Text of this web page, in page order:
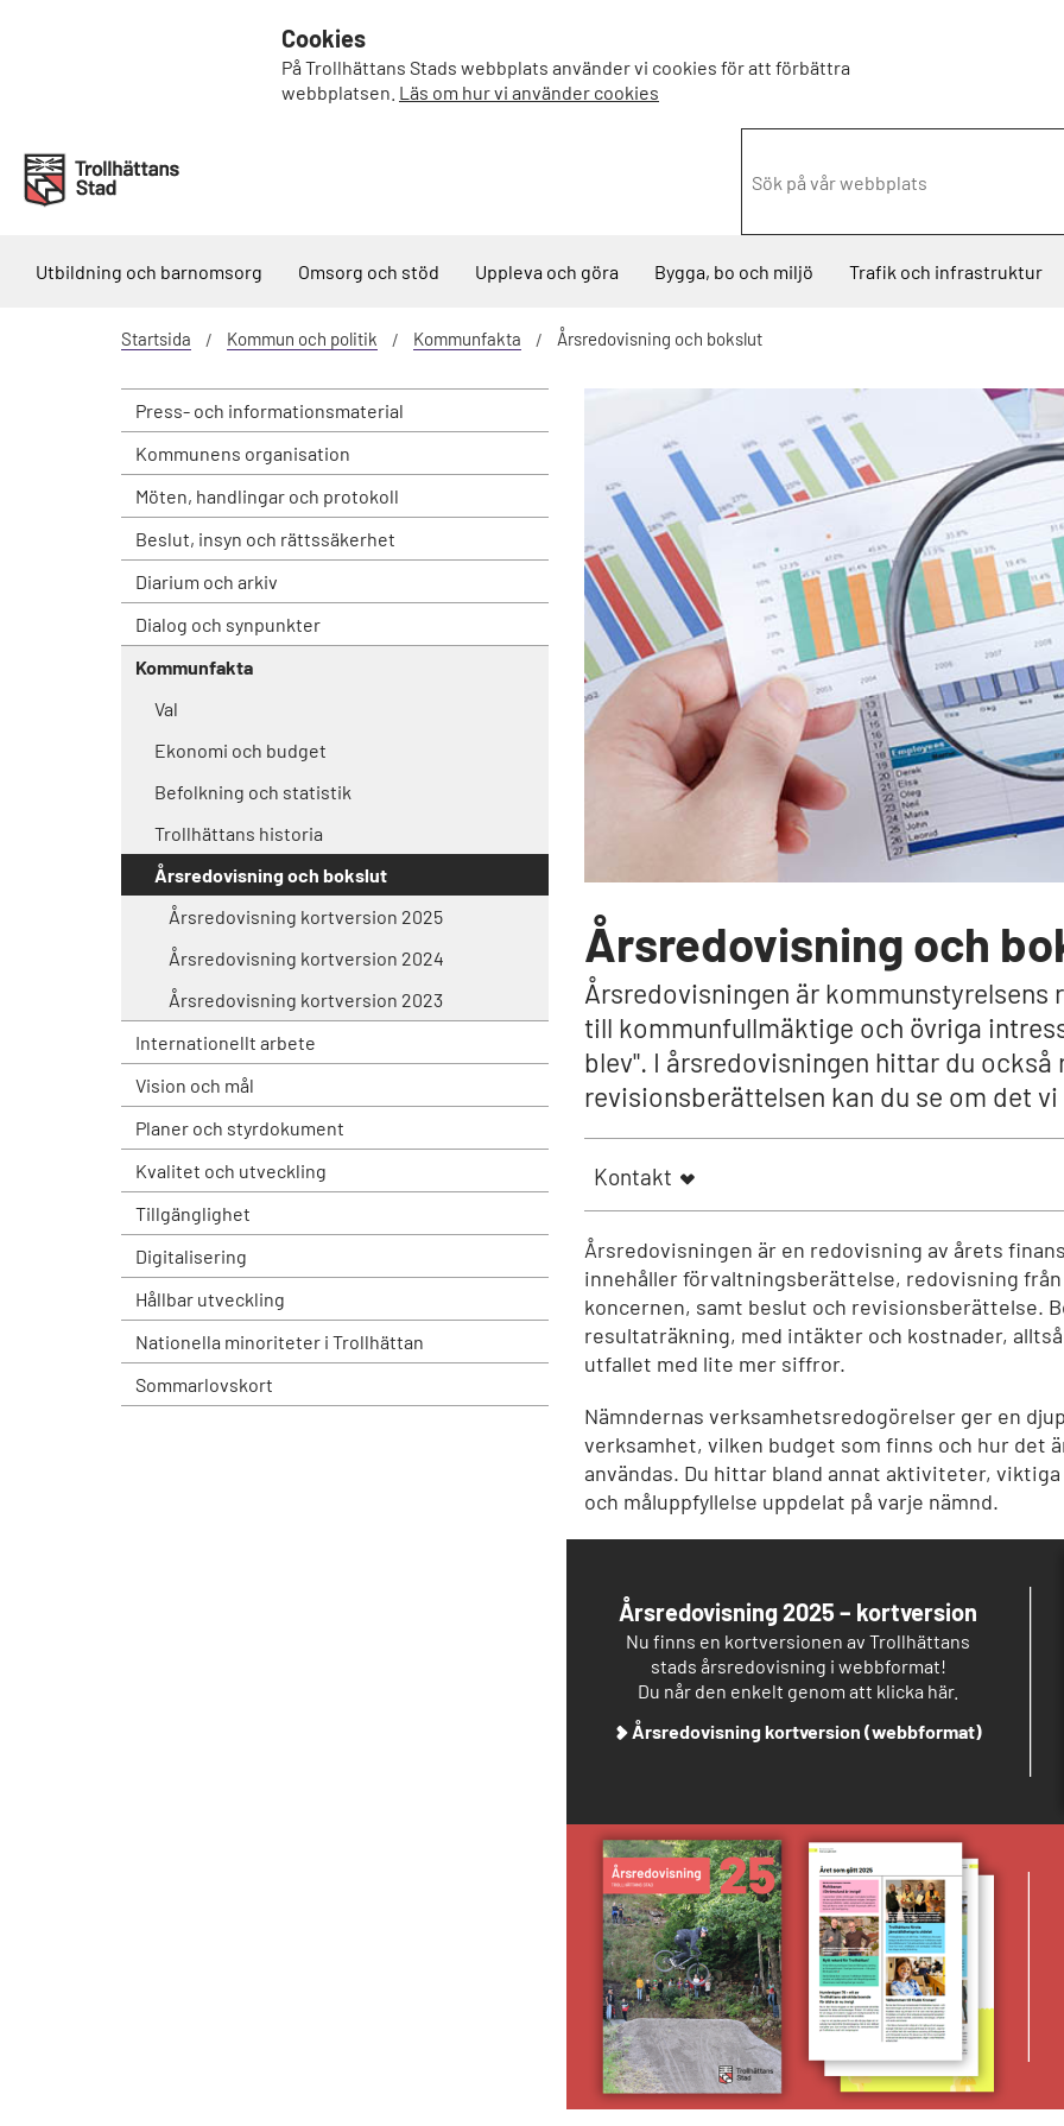
Cookies
På Trollhättans Stads webbplats använder vi cookies för att förbättra
webbplatsen. Läs om hur vi använder cookies
Utbildning och barnomsorg Omsorg och stöd Uppleva och göra Bygga, bo och miljö Trafik och infrastruktur
Startsida Kommun och politik Kommunfakta Årsredovisning och bokslut
Press- och informationsmaterial
Kommunens organisation
Möten, handlingar och protokoll
Beslut, insyn och rättssäkerhet
Diarium och arkiv
Dialog och synpunkter
Kommunfakta
Val
Ekonomi och budget
Befolkning och statistik
Trollhättans historia
Årsredovisning och bokslut
Årsredovisning kortversion 2025
Årsredovisning kortversion 2024
Årsredovisning kortversion 2023
Internationellt arbete
Vision och mål
Planer och styrdokument
Kvalitet och utveckling
Tillgänglighet
Digitalisering
Hållbar utveckling
Nationella minoriteter i Trollhättan
Sommarlovskort
Årsredovisning och
Årsredovisningen är kommunstyrelsens
till kommunfullmäktige och övriga
blev". I årsredovisningen hittar du
revisionsberättelsen kan du se om det
Kontakt
Årsredovisningen är en redovisning av årets
innehåller förvaltningsberättelse, redovisning
koncernen, samt beslut och revisionsberättelse.
resultaträkning, med intäkter och kostnader,
utfallet med lite mer siffror.
Nämndernas verksamhetsredogörelser ger en
verksamhet, vilken budget som finns och hur det
användas. Du hittar bland annat aktiviteter,
och måluppfyllelse uppdelat på varje nämnd.
Årsredovisning 2025 – kortversion
Nu finns en kortversionen av Trollhättans
stads årsredovisning i webbformat!
Du når den enkelt genom att klicka här.
Årsredovisning kortversion (webbformat)